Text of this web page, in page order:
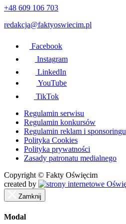
+48 609 106 703
redakcja@faktyoswiecim.pl
Facebook
Instagram
LinkedIn
YouTube
TikTok
Regulamin serwisu
Regulamin konkursów
Regulamin reklam i sponsoringu
Polityka Cookies
Polityka prywatności
Zasady patronatu medialnego
Copyright © Fakty Oświęcim
created by
Zamknij
Modal